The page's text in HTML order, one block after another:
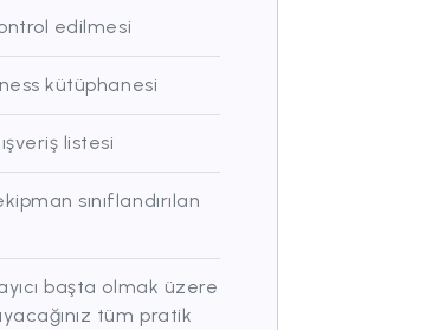
edilmesi
kütüphanesi
listesi
sınıflandırılan
başta olmak üzere
tüm pratik